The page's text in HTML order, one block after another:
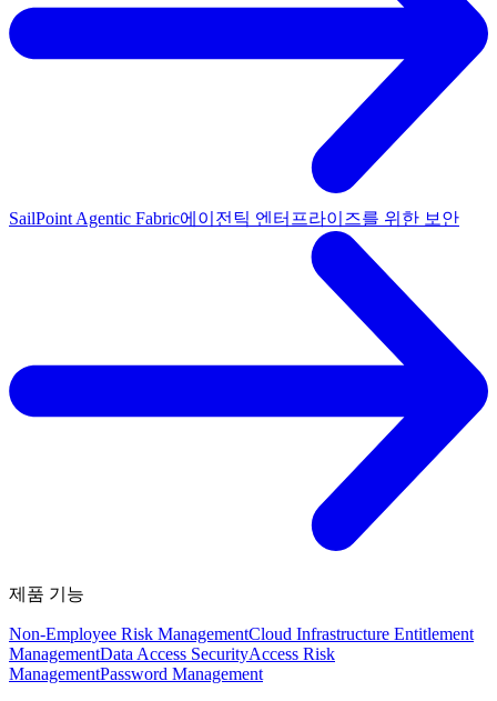
SailPoint Agentic Fabric에이전틱 엔터프라이즈를 위한 보안
제품 기능
Non-Employee Risk ManagementCloud Infrastructure Entitlement
ManagementData Access SecurityAccess Risk
ManagementPassword Management